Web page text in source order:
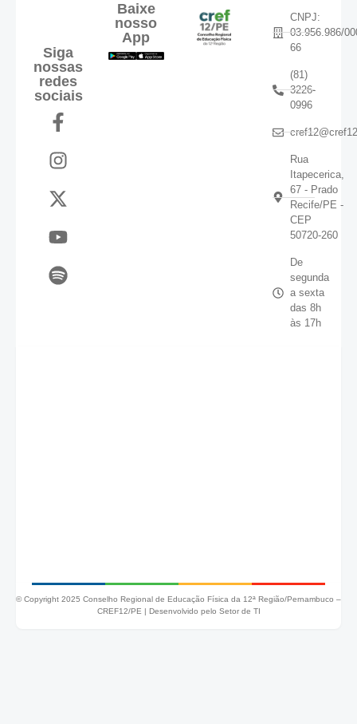
Siga
nossas
redes
sociais
Baixe
nosso
App
CNPJ:
03.956.986/
66
(81)
3226-
0996
Rua
Itapecerica,
67 - Prado
Recife/PE -
CEP
50720-260
De
segunda
a sexta
das 8h
às 17h
© Copyright 2025 Conselho Regional de Educação Física da 12ª Região/Pernambuco –
CREF12/PE | Desenvolvido pelo Setor de TI